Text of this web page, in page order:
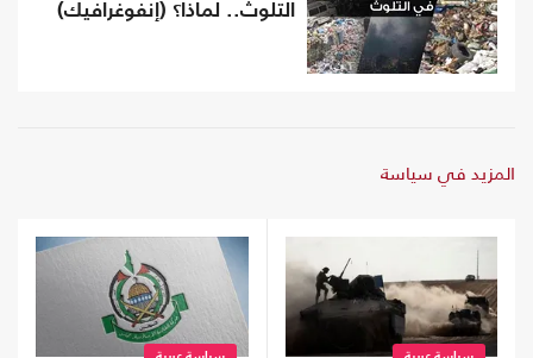
التلوث.. لماذا؟ (إنفوغرافيك)
المزيد في سياسة